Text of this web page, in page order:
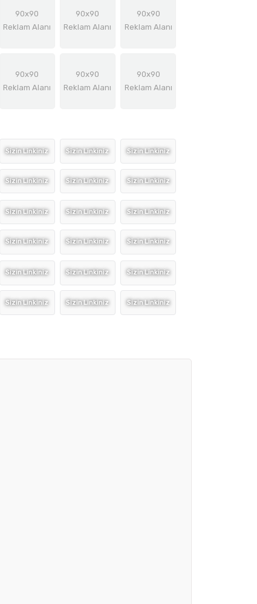
90x90
Reklam Alanı
90x90
Reklam Alanı
90x90
Reklam Alanı
90x90
Reklam Alanı
90x90
Reklam Alanı
90x90
Reklam Alanı
Sizin Linkiniz
Sizin Linkiniz
Sizin Linkiniz
Sizin Linkiniz
Sizin Linkiniz
Sizin Linkiniz
Sizin Linkiniz
Sizin Linkiniz
Sizin Linkiniz
Sizin Linkiniz
Sizin Linkiniz
Sizin Linkiniz
Sizin Linkiniz
Sizin Linkiniz
Sizin Linkiniz
Sizin Linkiniz
Sizin Linkiniz
Sizin Linkiniz